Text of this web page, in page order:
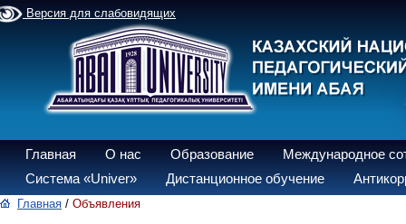
Версия для слабовидящих
Главная О нас Образование
Международное
Система «Univer»
Дистанционное обучение
Главная / Объявления